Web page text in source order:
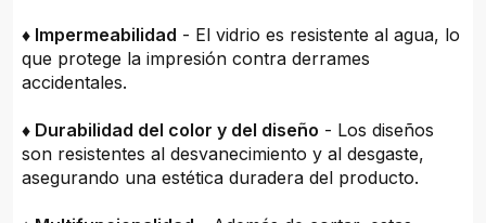
♦ Impermeabilidad - El vidrio es resistente al agua, lo
que protege la impresión contra derrames
accidentales.
♦ Durabilidad del color y del diseño - Los diseños
son resistentes al desvanecimiento y al desgaste,
asegurando una estética duradera del producto.